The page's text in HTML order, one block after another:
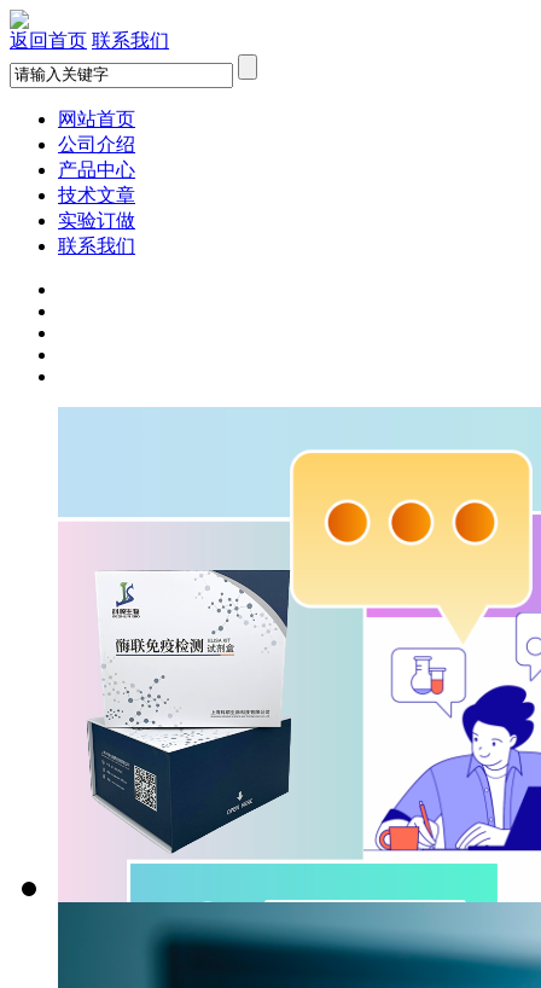
返回首页 联系我们
网站首页
公司介绍
产品中心
技术文章
实验订做
联系我们